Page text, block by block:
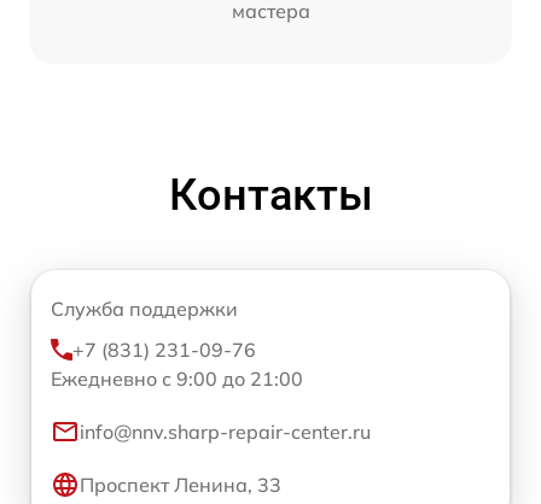
мастера
Контакты
Служба поддержки
+7 (831) 231-09-76
Ежедневно с 9:00 до 21:00
info@nnv.sharp-repair-center.ru
Проспект Ленина, 33